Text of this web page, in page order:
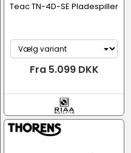
Teac TN-4D-SE Pladespiller
Fra 5.099 DKK